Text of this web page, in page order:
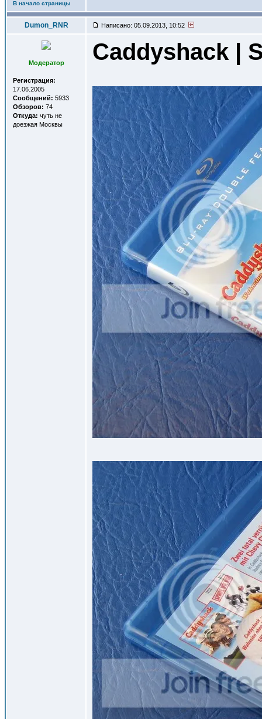
В начало страницы
Dumon_RNR Написано: 05.09.2013, 10:52
Модератор
Регистрация:
17.06.2005
Сообщений: 5933
Обзоров: 74
Откуда: чуть не
доезжая Москвы
Caddyshack |